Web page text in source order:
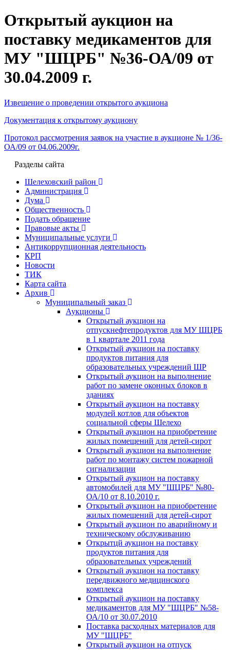
Открытый аукцион на
поставку медикаментов для
МУ "ШЦРБ" №36-ОА/09 от
30.04.2009 г.
Извещение о проведении открытого аукциона
Документация к открытому аукциону
Протокол рассмотрения заявок на участие в аукционе № 1/36-
ОА/09 от 04.06.2009г.
Разделы сайта
Шелеховский район
Администрация
Дума
Общественность
Подать обращение
Правовые акты
Муниципальные услуги
Антикоррупционная деятельность
КРП
Новости
ТИК
Карта сайта
Архив
Муниципальный заказ
Аукционы
Открытый аукцион на
отпускнефтепродуктов для МУ ШЦРБ
в 1 квартале 2011 года
Открытый аукцион на поставку
продуктов питания для
образовательных учреждений ШР
Открытый аукцион на выполнение
работ по замене оконных блоков в
зданиях
Открытый аукцион на поставку
модулей котлов для объектов
социальной сферы Шелехо
Открытый аукцион на приобретение
жилых помещений для детей-сирот
Открытый аукцион на выполнение
работ по монтажу систем пожарной
сигнализации
Открытый аукцион на поставку
автомобилей для МУ "ШЦРБ" №80-
ОА/10 от 8.10.2010 г.
Открытый аукцион на приобретение
жилых помещений для детей-сирот
Открытый аукцион по аварийному и
техническому обслуживанию
Открытцй аукцион на поставку
продуктов питания для
образовательных учреждений
Открытый аукцион на поставку
передвижного медицинского
комплекса
Открытый аукцион на поставку
медикаментов для МУ "ШЦРБ" №58-
ОА/10 от 30.07.2010
Поставка расходных материалов для
МУ "ШЦРБ"
Открытый аукцион на отпуск